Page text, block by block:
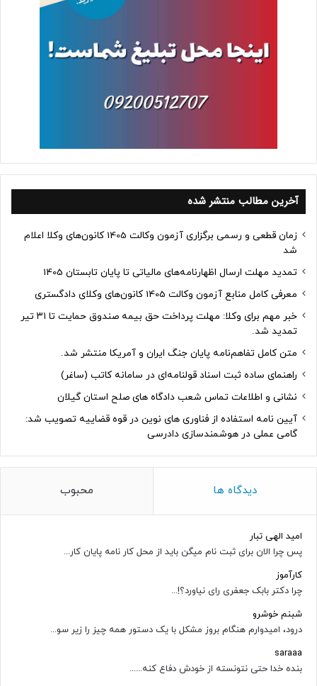
آخرین مطالب منتشر شده
زمان قطعی و رسمی برگزاری آزمون وکالت 1405 کانون‌های وکلا اعلام
شد
تمدید مهلت ارسال اظهارنامه‌های مالیاتی تا پایان تابستان 1405
معرفی کامل منابع آزمون وکالت 1405 کانون‌های وکلای دادگستری
خبر مهم برای وکلا: مهلت پرداخت حق بیمه صندوق حمایت تا ۳۱ تیر
تمدید شد.
متن کامل تفاهم‌نامه پایان جنگ ایران و آمریکا منتشر شد.
راهنمای ساده ثبت اسناد قولنامه‌ای در سامانه کاتب (ساغر)
نشانی و اطلاعات تماس شعب دادگاه های صلح استان گیلان
آیین نامه استفاده از فناوری های نوین در قوه قضاییه تصویب شد:
گامی عملی در هوشمندسازی دادرسی
دیدگاه ها محبوب
امید الهی تبار
پس چرا الان برای ثبت نام میگن باید از محل کار نامه پایان کار...
کارآموز
چرا دکتر بابک جعفری رای نیاورد؟!...
شبنم خوشرو
درود، امیدوارم هنگام بروز مشکل با یک دستور همه چیز را زیر سو...
saraaa
بنده خدا حتی نتونسته از خودش دفاع کنه......